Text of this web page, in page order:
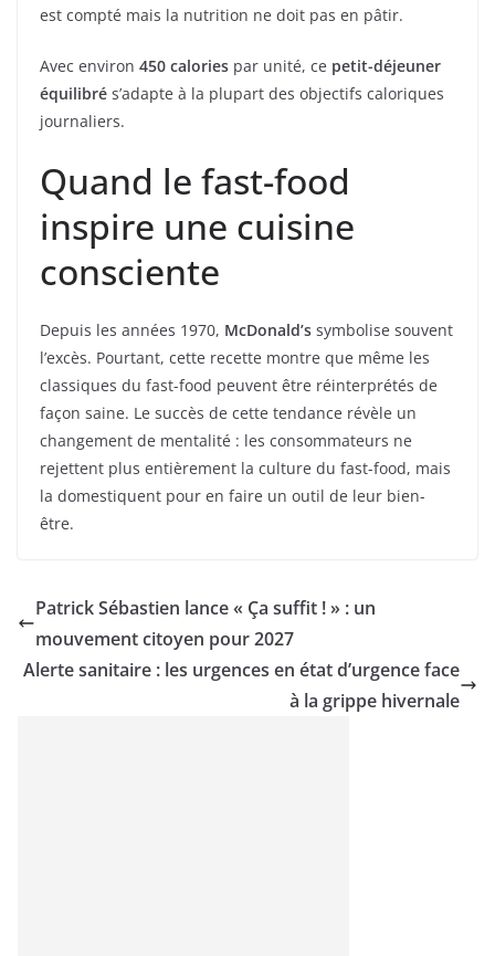
est compté mais la nutrition ne doit pas en pâtir.
Avec environ 450 calories par unité, ce petit-déjeuner
équilibré s’adapte à la plupart des objectifs caloriques
journaliers.
Quand le fast-food
inspire une cuisine
consciente
Depuis les années 1970, McDonald’s symbolise souvent
l’excès. Pourtant, cette recette montre que même les
classiques du fast-food peuvent être réinterprétés de
façon saine. Le succès de cette tendance révèle un
changement de mentalité : les consommateurs ne
rejettent plus entièrement la culture du fast-food, mais
la domestiquent pour en faire un outil de leur bien-
être.
Patrick Sébastien lance « Ça suffit ! » : un
mouvement citoyen pour 2027
Alerte sanitaire : les urgences en état d’urgence face
à la grippe hivernale